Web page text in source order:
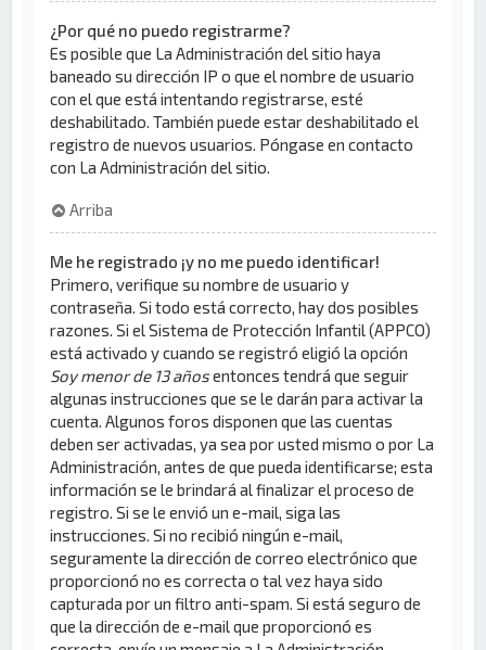
¿Por qué no puedo registrarme?
Es posible que La Administración del sitio haya
baneado su dirección IP o que el nombre de usuario
con el que está intentando registrarse, esté
deshabilitado. También puede estar deshabilitado el
registro de nuevos usuarios. Póngase en contacto
con La Administración del sitio.
Arriba
Me he registrado ¡y no me puedo identificar!
Primero, verifique su nombre de usuario y
contraseña. Si todo está correcto, hay dos posibles
razones. Si el Sistema de Protección Infantil (APPCO)
está activado y cuando se registró eligió la opción
Soy menor de 13 añosentonces tendrá que seguir
algunas instrucciones que se le darán para activar la
cuenta. Algunos foros disponen que las cuentas
deben ser activadas, ya sea por usted mismo o por La
Administración, antes de que pueda identificarse; esta
información se le brindará al finalizar el proceso de
registro. Si se le envió un e-mail, siga las
instrucciones. Si no recibió ningún e-mail,
seguramente la dirección de correo electrónico que
proporcionó no es correcta o tal vez haya sido
capturada por un filtro anti-spam. Si está seguro de
que la dirección de e-mail que proporcionó es